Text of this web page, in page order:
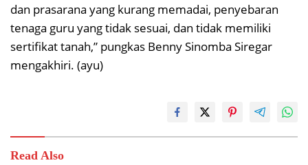
dan prasarana yang kurang memadai, penyebaran
tenaga guru yang tidak sesuai, dan tidak memiliki
sertifikat tanah,” pungkas Benny Sinomba Siregar
mengakhiri. (ayu)
Read Also